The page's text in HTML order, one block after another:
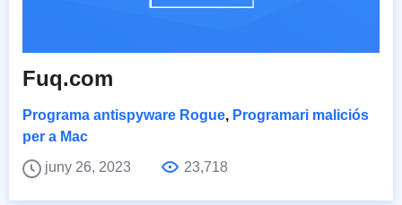
Fuq.com
Programa antispyware Rogue, Programari maliciós
per a Mac
juny 26, 2023
23,718